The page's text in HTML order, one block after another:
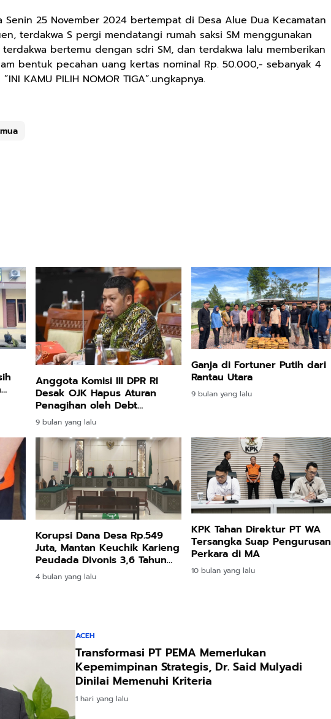
Senin 25 November 2024 bertempat di Desa Alue Dua Kecamatan
terdakwa S pergi mendatangi rumah saksi SM menggunakan
bertemu dengan sdri SM, dan terdakwa lalu memberikan
bentuk pecahan uang kertas nominal Rp. 50.000,- sebanyak 4
KAMU PILIH NOMOR TIGA”.ungkapnya.
Anggota Komisi III DPR RI
Desak OJK Hapus Aturan
Penagihan oleh Debt
Collector
9 bulan yang lalu
Ganja di Fortuner Putih dari
Rantau Utara
9 bulan yang lalu
Korupsi Dana Desa Rp.549
Juta, Mantan Keuchik Karieng
Peudada Divonis 3,6 Tahun
Penjara
4 bulan yang lalu
KPK Tahan Direktur PT WA
Tersangka Suap Pengurusan
Perkara di MA
10 bulan yang lalu
ACEH
Transformasi PT PEMA Memerlukan
Kepemimpinan Strategis, Dr. Said Mulyadi
Dinilai Memenuhi Kriteria
1 hari yang lalu